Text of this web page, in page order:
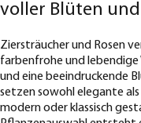
voller Blüten
Ziersträucher und Rosen
farbenfrohe und
und eine beeindruckende
setzen sowohl elegante
modern oder klassisch